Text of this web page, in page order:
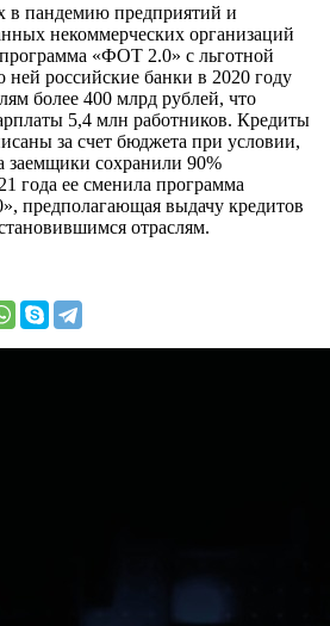
в пандемию предприятий и
некоммерческих организаций
программа «ФОТ 2.0» с льготной
ней российские банки в 2020 году
более 400 млрд рублей, что
5,4 млн работников. Кредиты
за счет бюджета при условии,
заемщики сохранили 90%
года ее сменила программа
предполагающая выдачу кредитов
отраслям.